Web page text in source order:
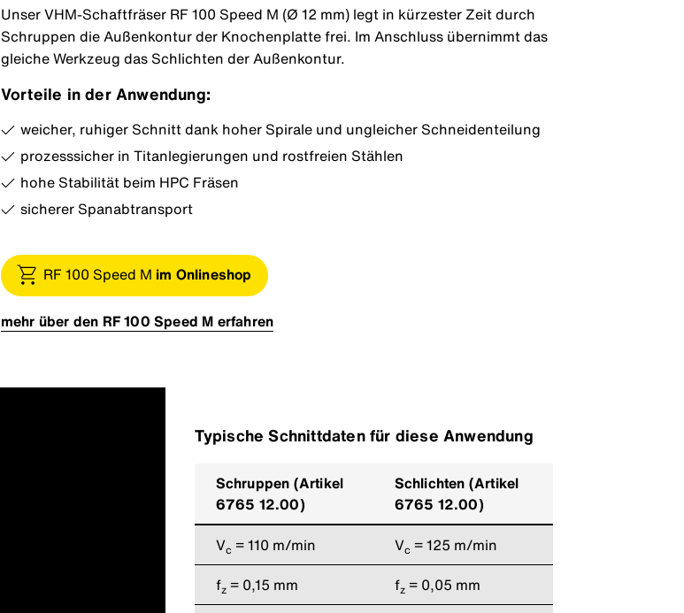
Unser VHM-Schaftfräser RF 100 Speed M (Ø 12 mm) legt in kürzester Zeit durch
Schruppen die Außenkontur der Knochenplatte frei. Im Anschluss übernimmt das
gleiche Werkzeug das Schlichten der Außenkontur.
Vorteile in der Anwendung:
weicher, ruhiger Schnitt dank hoher Spirale und ungleicher Schneidenteilung
prozesssicher in Titanlegierungen und rostfreien Stählen
hohe Stabilität beim HPC Fräsen
sicherer Spanabtransport
RF 100 Speed M im Onlineshop
mehr über den RF 100 Speed M erfahren
Typische Schnittdaten für diese Anwendung
Schruppen (Artikel
6765 12.00)
Schlichten (Artikel
6765 12.00)
Vc = 110 m/min Vc = 125 m/min
fz= 0,15 mm fz= 0,05 mm